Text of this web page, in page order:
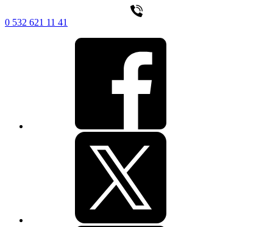
0 532 621 11 41